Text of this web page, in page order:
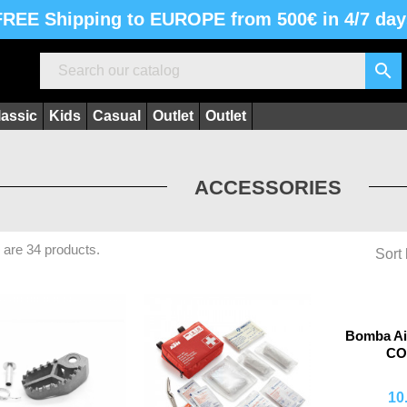
Shipping to EUROPE from 500€ in 4/7

Kids Casual Outlet Outlet
ACCESSORIES
are 34 products. Sort
Bomba